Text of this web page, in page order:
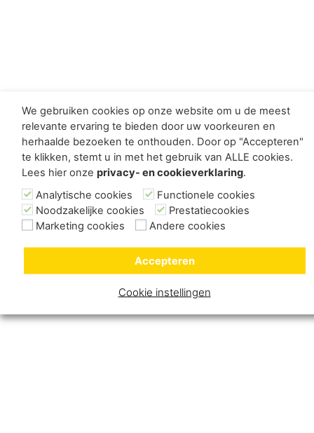
We gebruiken cookies op onze website om u de meest
relevante ervaring te bieden door uw voorkeuren en
herhaalde bezoeken te onthouden. Door op "Accepteren"
te klikken, stemt u in met het gebruik van ALLE cookies.
Lees hier onze privacy- en cookieverklaring.
Analytische cookies
Functionele cookies
Noodzakelijke cookies
Prestatiecookies
Marketing cookies
Andere cookies
Cookie instellingen
Accepteren